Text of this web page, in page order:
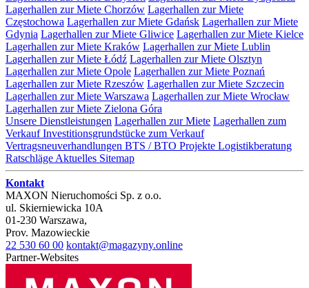
Lagerhallen zur Miete Chorzów Lagerhallen zur Miete
Częstochowa Lagerhallen zur Miete Gdańsk Lagerhallen zur Miete
Gdynia Lagerhallen zur Miete Gliwice Lagerhallen zur Miete Kielce
Lagerhallen zur Miete Kraków Lagerhallen zur Miete Lublin
Lagerhallen zur Miete Łódź Lagerhallen zur Miete Olsztyn
Lagerhallen zur Miete Opole Lagerhallen zur Miete Poznań
Lagerhallen zur Miete Rzeszów Lagerhallen zur Miete Szczecin
Lagerhallen zur Miete Warszawa Lagerhallen zur Miete Wrocław
Lagerhallen zur Miete Zielona Góra
Unsere Dienstleistungen Lagerhallen zur Miete Lagerhallen zum
VerkaufInvestitionsgrundstücke zum Verkauf
Vertragsneuverhandlungen BTS / BTO Projekte Logistikberatung
Ratschläge Aktuelles Sitemap
Kontakt
MAXON Nieruchomości Sp. z o.o.
ul. Skierniewicka 10A
01-230 Warszawa,
Prov. Mazowieckie
22 530 60 00 kontakt@magazyny.online
Partner-Websites